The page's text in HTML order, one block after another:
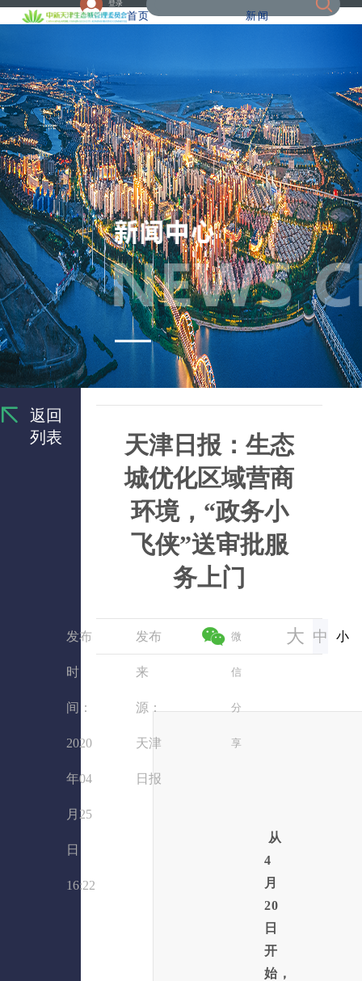
登录
首页 新闻
返回
列表
天津日报：生态
城优化区域营商
环境，“政务小
飞侠”送审批服
务上门
发布
时
间：
2020
年04
月25
日
16:22
发布
来
源：
天津
日报
微
信
分
享
大 中 小
从
4
月
20
日
开
始，